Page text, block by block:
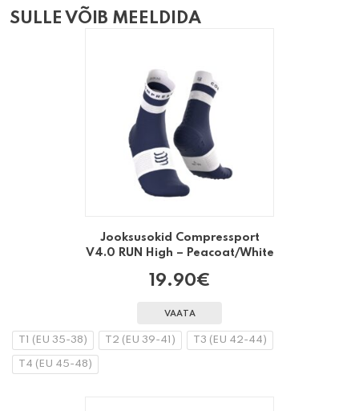
SULLE VÕIB MEELDIDA
Jooksusokid Compressport
V4.0 RUN High – Peacoat/White
19.90€
VAATA
T1 (EU 35-38) T2 (EU 39-41) T3 (EU 42-44)
T4 (EU 45-48)